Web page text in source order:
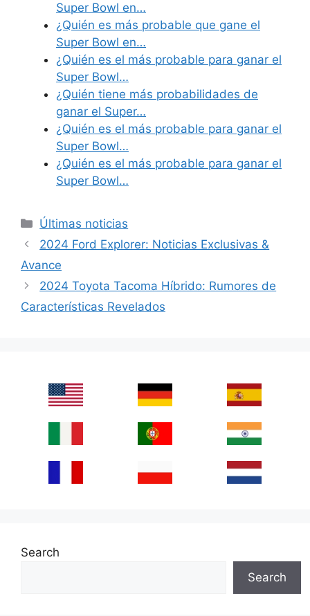
Super Bowl en…
¿Quién es más probable que gane el
Super Bowl en…
¿Quién es el más probable para ganar el
Super Bowl…
¿Quién tiene más probabilidades de
ganar el Super…
¿Quién es el más probable para ganar el
Super Bowl…
¿Quién es el más probable para ganar el
Super Bowl…
Categories
Últimas noticias
2024 Ford Explorer: Noticias Exclusivas &
Avance
2024 Toyota Tacoma Híbrido: Rumores de
Características Revelados
Search
Search